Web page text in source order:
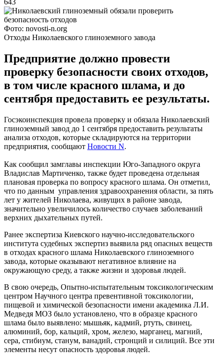
Фото: novosti-n.org
Отходы Николаевского глиноземного завода
Предприятие должно провести
проверку безопасности своих отходов,
в том числе красного шлама, и до
сентября предоставить ее результаты.
Госэкоинспекция провела проверку и обязала Николаевский
глиноземный завод до 1 сентября предоставить результаты
анализа отходов, которые складируются на территории
предприятия, сообщают Новости N.
Как сообщил замглавы инспекции Юго-Западного округа
Владислав Мартиченко, также будет проведена отдельная
плановая проверка по вопросу красного шлама. Он отметил,
что по данным управления здравоохранения области, за пять
лет у жителей Николаева, живущих в районе завода,
значительно увеличилось количество случаев заболеваний
верхних дыхательных путей.
Ранее экспертиза Киевского научно-исследовательского
института судебных экспертиз выявила ряд опасных веществ
в отходах красного шлама Николаевского глиноземного
завода, которые оказывают негативное влияние на
окружающую среду, а также жизни и здоровья людей.
В свою очередь, Опытно-испытательным токсикологическим
центром Научного центра превентивной токсикологии,
пищевой и химической безопасности имени академика Л.И.
Медведя МОЗ было установлено, что в образце красного
шлама было выявлено: мышьяк, кадмий, ртуть, свинец,
алюминий, бор, кальций, хром, железо, марганец, магний,
сера, стибиум, станум, ванадий, стронций и силиций. Все эти
элементы несут опасность здоровья людей.